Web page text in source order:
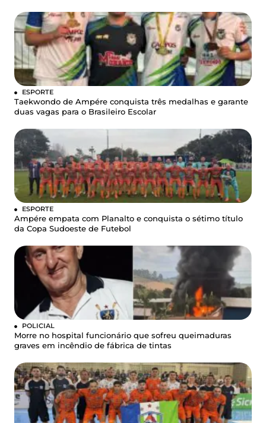
ESPORTE
Taekwondo de Ampére conquista três medalhas e garante
duas vagas para o Brasileiro Escolar
ESPORTE
Ampére empata com Planalto e conquista o sétimo título
da Copa Sudoeste de Futebol
POLICIAL
Morre no hospital funcionário que sofreu queimaduras
graves em incêndio de fábrica de tintas